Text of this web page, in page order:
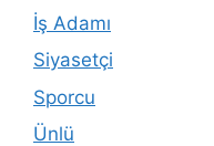
İş Adamı
Siyasetçi
Sporcu
Ünlü